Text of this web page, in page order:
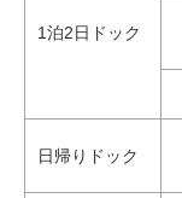
1泊2日ドック
日帰りドック